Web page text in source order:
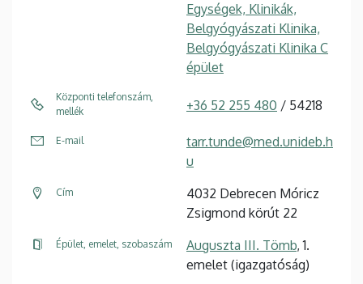
Egységek, Klinikák,
Belgyógyászati Klinika,
Belgyógyászati Klinika C
épület
Központi telefonszám,
mellék
+36 52 255 480 / 54218
E-mail
tarr.tunde@med.unideb.h
u
Cím
4032 Debrecen Móricz
Zsigmond körút 22
Épület, emelet, szobaszám Auguszta III. Tömb, 1.
emelet (igazgatóság)